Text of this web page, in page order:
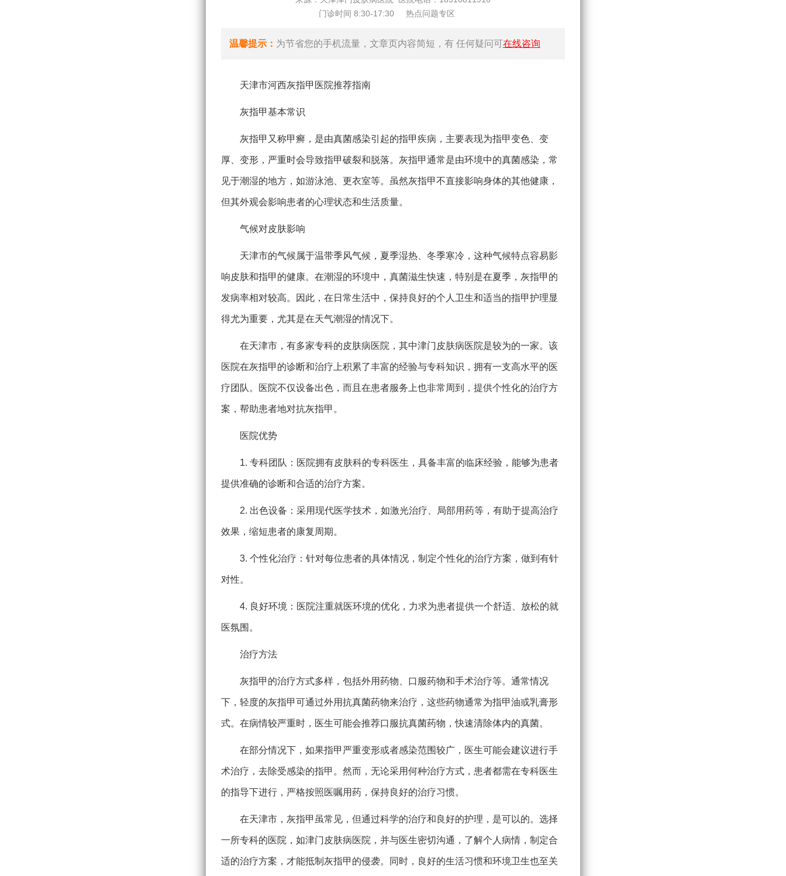
门诊时间 8:30-17:30
热点问题专区
温馨提示： 为节省您的手机流量，文章页内容简短，有 任何疑问可在线咨询
天津市河西灰指甲医院推荐指南
灰指甲基本常识
灰指甲又称甲癣，是由真菌感染引起的指甲疾病，主要表现为指甲变色、变
厚、变形，严重时会导致指甲破裂和脱落。灰指甲通常是由环境中的真菌感染，常
见于潮湿的地方，如游泳池、更衣室等。虽然灰指甲不直接影响身体的其他健康，
但其外观会影响患者的心理状态和生活质量。
气候对皮肤影响
天津市的气候属于温带季风气候，夏季湿热、冬季寒冷，这种气候特点容易影
响皮肤和指甲的健康。在潮湿的环境中，真菌滋生快速，特别是在夏季，灰指甲的
发病率相对较高。因此，在日常生活中，保持良好的个人卫生和适当的指甲护理显
得尤为重要，尤其是在天气潮湿的情况下。
在天津市，有多家专科的皮肤病医院，其中津门皮肤病医院是较为的一家。该
医院在灰指甲的诊断和治疗上积累了丰富的经验与专科知识，拥有一支高水平的医
疗团队。医院不仅设备出色，而且在患者服务上也非常周到，提供个性化的治疗方
案，帮助患者地对抗灰指甲。
医院优势
1. 专科团队：医院拥有皮肤科的专科医生，具备丰富的临床经验，能够为患者
提供准确的诊断和合适的治疗方案。
2. 出色设备：采用现代医学技术，如激光治疗、局部用药等，有助于提高治疗
效果，缩短患者的康复周期。
3. 个性化治疗：针对每位患者的具体情况，制定个性化的治疗方案，做到有针
对性。
4. 良好环境：医院注重就医环境的优化，力求为患者提供一个舒适、放松的就
医氛围。
治疗方法
灰指甲的治疗方式多样，包括外用药物、口服药物和手术治疗等。通常情况
下，轻度的灰指甲可通过外用抗真菌药物来治疗，这些药物通常为指甲油或乳膏形
式。在病情较严重时，医生可能会推荐口服抗真菌药物，快速清除体内的真菌。
在部分情况下，如果指甲严重变形或者感染范围较广，医生可能会建议进行手
术治疗，去除受感染的指甲。然而，无论采用何种治疗方式，患者都需在专科医生
的指导下进行，严格按照医嘱用药，保持良好的治疗习惯。
在天津市，灰指甲虽常见，但通过科学的治疗和良好的护理，是可以的。选择
一所专科的医院，如津门皮肤病医院，并与医生密切沟通，了解个人病情，制定合
适的治疗方案，才能抵制灰指甲的侵袭。同时，良好的生活习惯和环境卫生也至关